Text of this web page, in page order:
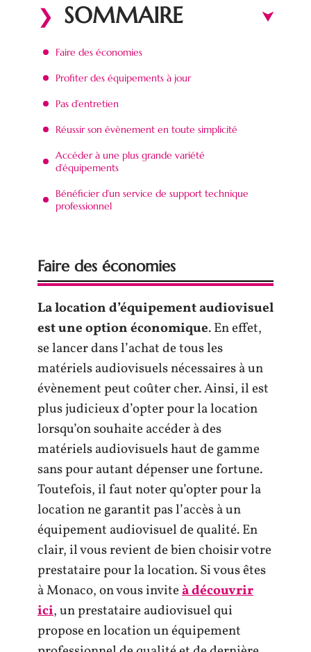
SOMMAIRE
Faire des économies
Profiter des équipements à jour
Pas d’entretien
Réussir son évènement en toute simplicité
Accéder à une plus grande variété
d’équipements
Bénéficier d’un service de support technique
professionnel
Faire des économies
La location d’équipement audiovisuel
est une option économique. En effet,
se lancer dans l’achat de tous les
matériels audiovisuels nécessaires à un
évènement peut coûter cher. Ainsi, il est
plus judicieux d’opter pour la location
lorsqu’on souhaite accéder à des
matériels audiovisuels haut de gamme
sans pour autant dépenser une fortune.
Toutefois, il faut noter qu’opter pour la
location ne garantit pas l’accès à un
équipement audiovisuel de qualité. En
clair, il vous revient de bien choisir votre
prestataire pour la location. Si vous êtes
à Monaco, on vous inviteà découvrir
ici, un prestataire audiovisuel qui
propose en location un équipement